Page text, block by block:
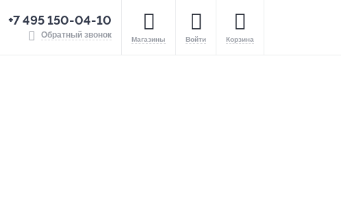
+7 495 150-04-10
Обратный звонок Магазины Войти Корзина